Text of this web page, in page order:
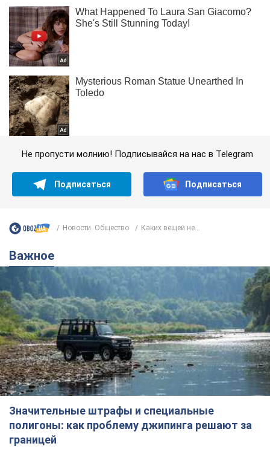
Не пропусти молнию! Подписывайся на нас в Telegram
Подписаться Подписаться
Новости. Общество Каких вещей не...
Важное
Значительные штрафы и специальные
полигоны: как проблему джипинга решают за
границей